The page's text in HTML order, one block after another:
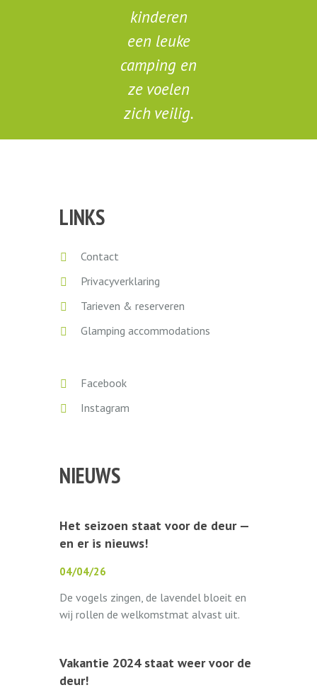
kinderen
een leuke
camping en
ze voelen
zich veilig.
LINKS
Contact
Privacyverklaring
Tarieven & reserveren
Glamping accommodations
Facebook
Instagram
NIEUWS
Het seizoen staat voor de deur —
en er is nieuws!
04/04/26
De vogels zingen, de lavendel bloeit en
wij rollen de welkomstmat alvast uit.
Vakantie 2024 staat weer voor de
deur!